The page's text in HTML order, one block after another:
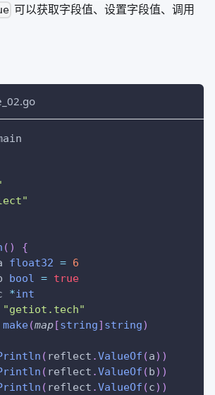
可以获取字段值、设置字段值、调用
( )
{
float32 = 6
bool = true
*int
"getiot.tech"
make(map[string] string)
( reflect .ValueOf (a) )
( reflect .ValueOf (b) )
( reflect .ValueOf (c) )